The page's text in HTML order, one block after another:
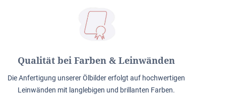
Qualität bei Farben & Leinwänden
Die Anfertigung unserer Ölbilder erfolgt auf hochwertigen
Leinwänden mit langlebigen und brillanten Farben.